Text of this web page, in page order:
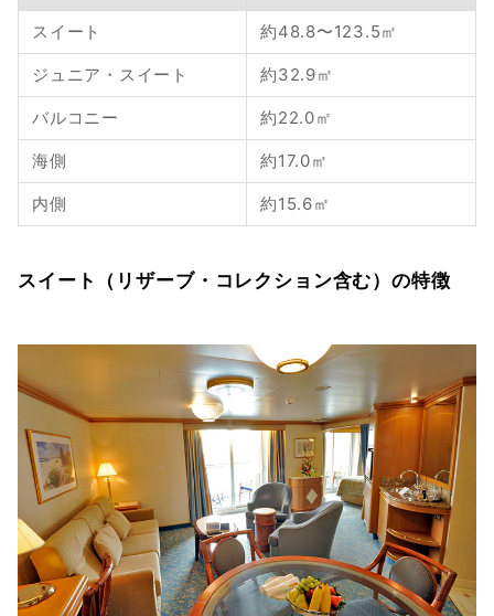
スイート 約48.8〜123.5㎡
ジュニア・スイート 約32.9㎡
バルコニー 約22.0㎡
海側 約17.0㎡
内側 約15.6㎡
スイート（リザーブ・コレクション含む）の特徴